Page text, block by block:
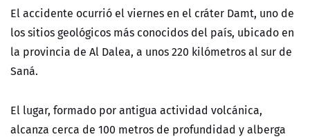
El accidente ocurrió el viernes en el cráter Damt, uno de
los sitios geológicos más conocidos del país, ubicado en
la provincia de Al Dalea, a unos 220 kilómetros al sur de
Saná.
El lugar, formado por antigua actividad volcánica,
alcanza cerca de 100 metros de profundidad y alberga